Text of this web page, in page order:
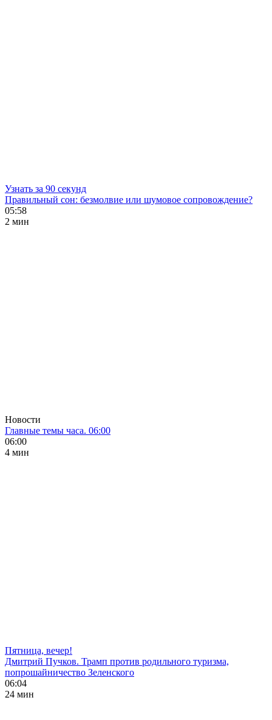
Узнать за 90 секунд
Правильный сон: безмолвие или шумовое сопровождение?
05:58
2 мин
Новости
Главные темы часа. 06:00
06:00
4 мин
Пятница, вечер!
Дмитрий Пучков. Трамп против родильного туризма,
попрошайничество Зеленского
06:04
24 мин